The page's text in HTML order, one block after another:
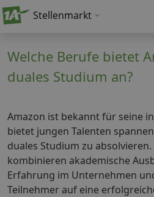
Stellenmarkt
Welche Berufe bietet
duales Studium an?
Amazon ist bekannt für seine
bietet jungen Talenten
duales Studium zu
kombinieren akademische
Erfahrung im Unternehmen
Teilnehmer auf eine